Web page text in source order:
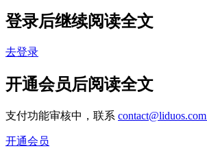
登录后继续阅读全文
去登录
开通会员后阅读全文
支付功能审核中，联系 contact@liduos.com
开通会员